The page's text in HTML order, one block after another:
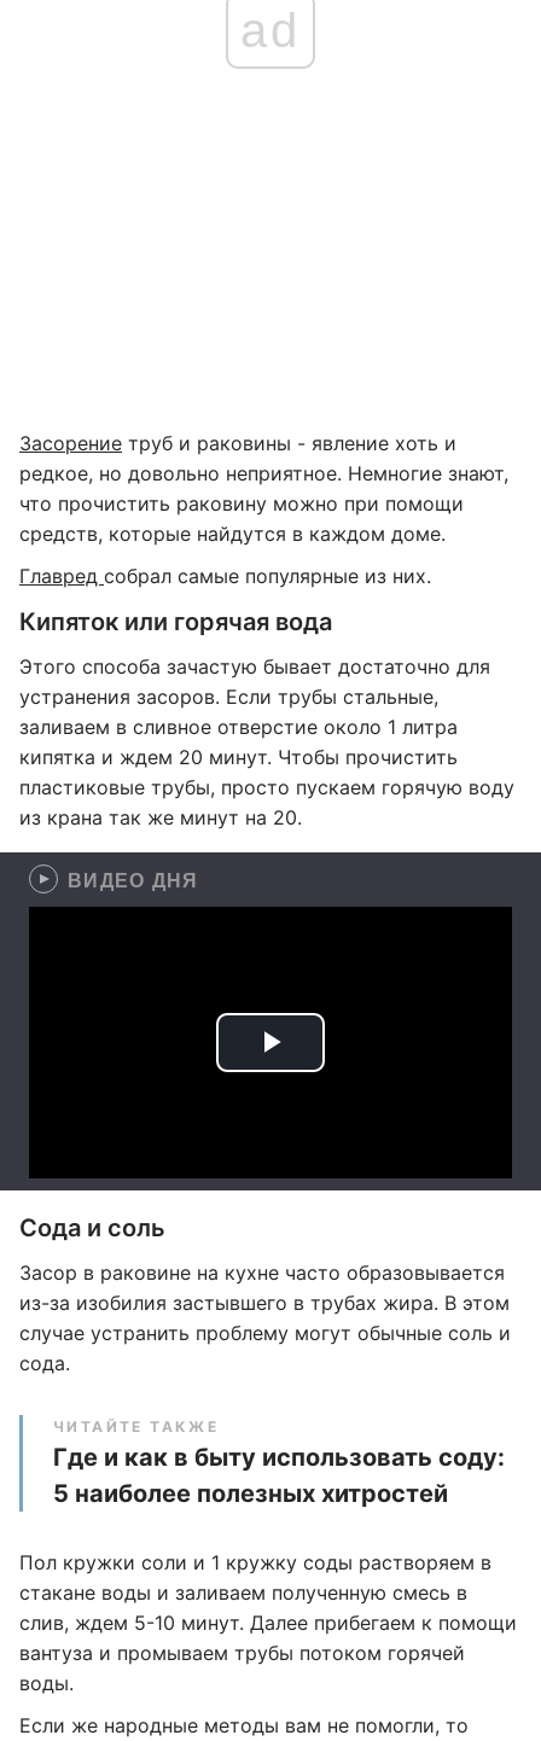
ad
Засорение труб и раковины - явление хоть и
редкое, но довольно неприятное. Немногие знают,
что прочистить раковину можно при помощи
средств, которые найдутся в каждом доме.
Главред собрал самые популярные из них.
Кипяток или горячая вода
Этого способа зачастую бывает достаточно для
устранения засоров. Если трубы стальные,
заливаем в сливное отверстие около 1 литра
кипятка и ждем 20 минут. Чтобы прочистить
пластиковые трубы, просто пускаем горячую воду
из крана так же минут на 20.
ВИДЕО ДНЯ
Сода и соль
Засор в раковине на кухне часто образовывается
из-за изобилия застывшего в трубах жира. В этом
случае устранить проблему могут обычные соль и
сода.
ЧИТАЙТЕ ТАКЖЕ
Где и как в быту использовать соду:
5 наиболее полезных хитростей
Пол кружки соли и 1 кружку соды растворяем в
стакане воды и заливаем полученную смесь в
слив, ждем 5-10 минут. Далее прибегаем к помощи
вантуза и промываем трубы потоком горячей
воды.
Если же народные методы вам не помогли, то